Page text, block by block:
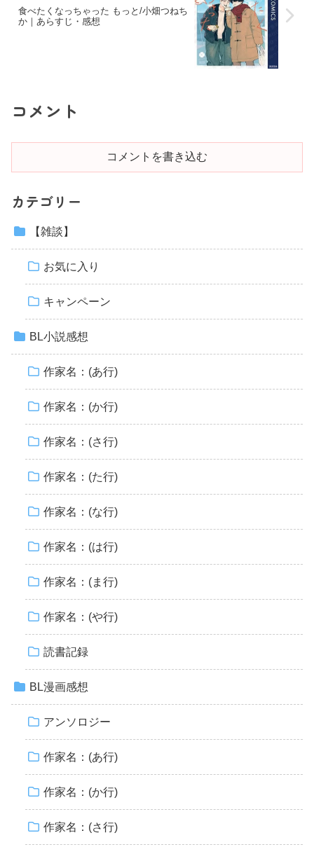
食べたくなっちゃった もっと/小畑つねち
か｜あらすじ・感想
コメント
コメントを書き込む
カテゴリー
【雑談】
お気に入り
キャンペーン
BL小説感想
作家名：(あ行)
作家名：(か行)
作家名：(さ行)
作家名：(た行)
作家名：(な行)
作家名：(は行)
作家名：(ま行)
作家名：(や行)
読書記録
BL漫画感想
アンソロジー
作家名：(あ行)
作家名：(か行)
作家名：(さ行)